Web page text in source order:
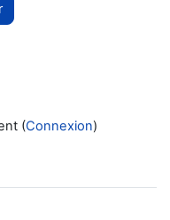
(Connexion)